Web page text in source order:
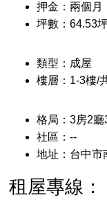
押金：兩個月
坪數：64.53
類型：成屋
樓層：1-3樓/
格局：3房2廳
社區：--
地址：台中市
租屋專線：